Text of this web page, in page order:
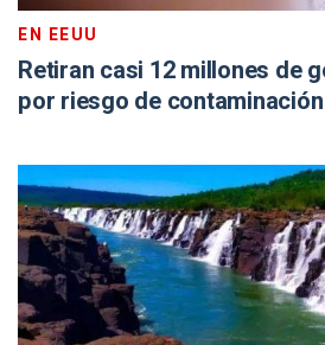
EN EEUU
Retiran casi 12 millones de
por riesgo de contaminación